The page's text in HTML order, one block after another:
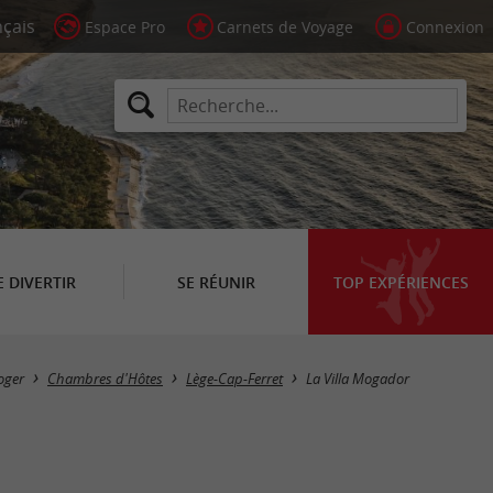
Espace Pro Carnets de Voyage Connexion
DIVERTIR SE RÉUNIR TOP EXPÉRIENCES
Chambres d'Hôtes Lège-Cap-Ferret La Villa Mogador